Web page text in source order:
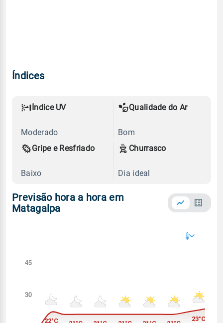
Índices
Índice UV
Moderado
Qualidade do Ar
Bom
Gripe e Resfriado
Baixo
Churrasco
Dia ideal
Previsão hora a hora em
Matagalpa